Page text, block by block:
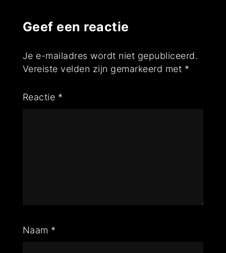
Geef een reactie
Je e-mailadres wordt niet gepubliceerd.
Vereiste velden zijn gemarkeerd met *
Reactie *
Naam *